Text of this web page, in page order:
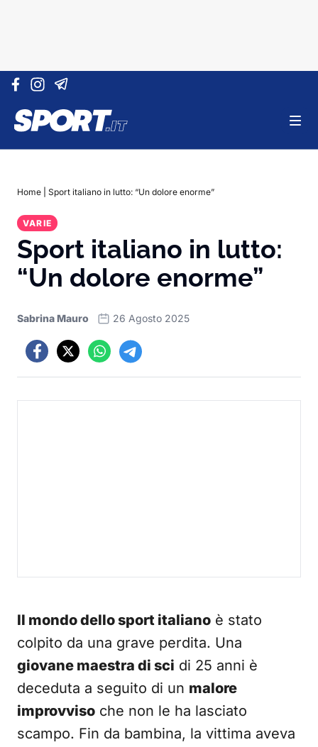
Vai al contenuto
Home Sport italiano in lutto: “Un dolore enorme”
VARIE
Sport italiano in lutto:
“Un dolore enorme”
Sabrina Mauro 26 Agosto 2025
Il mondo dello sport italiano è stato
colpito da una grave perdita. Una
giovane maestra di sci di 25 anni è
deceduta a seguito di un malore
improvviso che non le ha lasciato
scampo. Fin da bambina, la vittima aveva